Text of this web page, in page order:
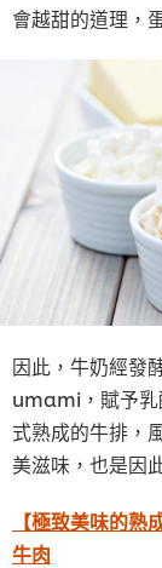
會越甜的道理，
因此，牛奶經發
umami，賦予乳
式熟成的牛排，
美滋味，也是因
【極致美味的
牛肉